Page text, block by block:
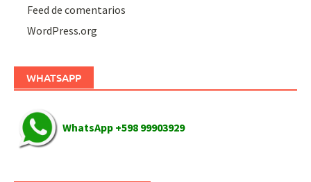
Feed de comentarios
WordPress.org
WHATSAPP
WhatsApp +598 99903929